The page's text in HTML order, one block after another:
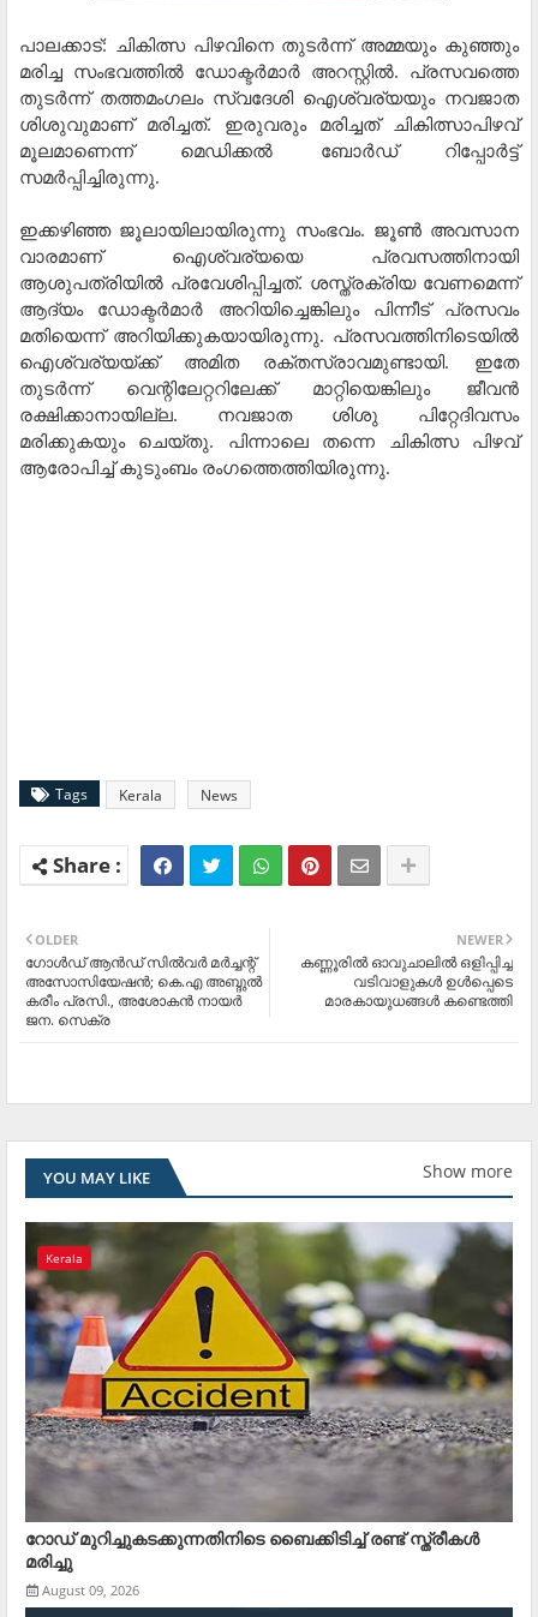
പാലക്കാട്: ചികിത്സ പിഴവിനെ തുടര്‍ന്ന് അമ്മയും കുഞ്ഞും
മരിച്ച സംഭവത്തില്‍ ഡോക്ടര്‍മാര്‍ അറസ്റ്റില്‍. പ്രസവത്തെ
തുടര്‍ന്ന് തത്തമംഗലം സ്വദേശി ഐശ്വര്യയും നവജാത
ശിശുവുമാണ് മരിച്ചത്. ഇരുവരും മരിച്ചത് ചികിത്സാപിഴവ്
മൂലമാണെന്ന് മെഡിക്കല്‍ ബോര്‍ഡ് റിപ്പോര്‍ട്ട്
സമര്‍പ്പിച്ചിരുന്നു.
ഇക്കഴിഞ്ഞ ജൂലായിലായിരുന്നു സംഭവം. ജൂണ്‍ അവസാന
വാരമാണ് ഐശ്വര്യയെ പ്രവസത്തിനായി
ആശുപത്രിയില്‍ പ്രവേശിപ്പിച്ചത്. ശസ്ത്രക്രിയ വേണമെന്ന്
ആദ്യം ഡോക്ടര്‍മാര്‍ അറിയിച്ചെങ്കിലും പിന്നീട് പ്രസവം
മതിയെന്ന് അറിയിക്കുകയായിരുന്നു. പ്രസവത്തിനിടെയില്‍
ഐശ്വര്യയ്ക്ക് അമിത രക്തസ്രാവമുണ്ടായി. ഇതേ
തുടര്‍ന്ന് വെന്റിലേറ്ററിലേക്ക് മാറ്റിയെങ്കിലും ജീവന്‍
രക്ഷിക്കാനായില്ല. നവജാത ശിശു പിറ്റേദിവസം
മരിക്കുകയും ചെയ്തു. പിന്നാലെ തന്നെ ചികിത്സ പിഴവ്
ആരോപിച്ച് കുടുംബം രംഗത്തെത്തിയിരുന്നു.
Tags Kerala News
NEWER
കണ്ണൂരില്‍ ഓവുചാലില്‍ ഒളിപ്പിച്ച
വടിവാളുകള്‍ ഉള്‍പ്പെടെ
മാരകായുധങ്ങള്‍ കണ്ടെത്തി
OLDER
ഗോള്‍ഡ് ആന്‍ഡ് സില്‍വര്‍ മര്‍ച്ചന്റ്
അസോസിയേഷന്‍; കെ.എ അബ്ദുല്‍
കരീം പ്രസി., അശോകന്‍ നായര്‍
ജന. സെക്ര
YOU MAY LIKE Show more
Kerala
റോഡ് മുറിച്ചുകടക്കുന്നതിനിടെ ബൈക്കിടിച്ച് രണ്ട് സ്ത്രീകള്‍
മരിച്ചു
August 09, 2026